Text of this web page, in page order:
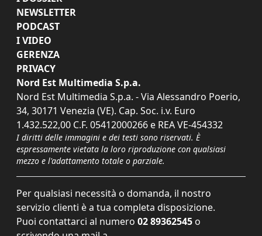
NEWSLETTER
PODCAST
I VIDEO
GERENZA
PRIVACY
Nord Est Multimedia S.p.a.
Nord Est Multimedia S.p.a. - Via Alessandro Poerio,
34, 30171 Venezia (VE). Cap. Soc. i.v. Euro
1.432.522,00 C.F. 05412000266 e REA VE-454332
I diritti delle immagini e dei testi sono riservati. È
espressamente vietata la loro riproduzione con qualsiasi
mezzo e l'adattamento totale o parziale.
Per qualsiasi necessità o domanda, il nostro
servizio clienti è a tua completa disposizione.
Puoi contattarci al numero 02 89362545 o